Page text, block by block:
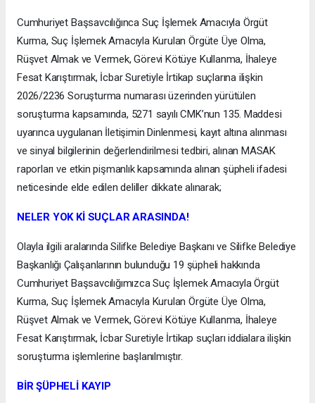
Cumhuriyet Başsavcılığınca Suç İşlemek Amacıyla Örgüt
Kurma, Suç İşlemek Amacıyla Kurulan Örgüte Üye Olma,
Rüşvet Almak ve Vermek, Görevi Kötüye Kullanma, İhaleye
Fesat Karıştırmak, İcbar Suretiyle İrtikap suçlarına ilişkin
2026/2236 Soruşturma numarası üzerinden yürütülen
soruşturma kapsamında, 5271 sayılı CMK’nun 135. Maddesi
uyarınca uygulanan İletişimin Dinlenmesi, kayıt altına alınması
ve sinyal bilgilerinin değerlendirilmesi tedbiri, alınan MASAK
raporları ve etkin pişmanlık kapsamında alınan şüpheli ifadesi
neticesinde elde edilen deliller dikkate alınarak;
NELER YOK Kİ SUÇLAR ARASINDA!
Olayla ilgili aralarında Silifke Belediye Başkanı ve Silifke Belediye
Başkanlığı Çalışanlarının bulunduğu 19 şüpheli hakkında
Cumhuriyet Başsavcılığımızca Suç İşlemek Amacıyla Örgüt
Kurma, Suç İşlemek Amacıyla Kurulan Örgüte Üye Olma,
Rüşvet Almak ve Vermek, Görevi Kötüye Kullanma, İhaleye
Fesat Karıştırmak, İcbar Suretiyle İrtikap suçları iddialara ilişkin
soruşturma işlemlerine başlanılmıştır.
BİR ŞÜPHELİ KAYIP